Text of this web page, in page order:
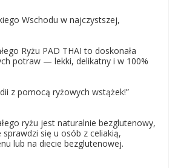
Wschodu w najczystszej,
Ryżu PAD THAI to doskonała
potraw — lekki, delikatny i w 100%
z pomocą ryżowych wstążek!”
ryżu jest naturalnie bezglutenowy,
się u osób z celiakią,
lub na diecie bezglutenowej.